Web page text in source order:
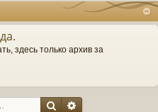
здесь только архив за
Поиск